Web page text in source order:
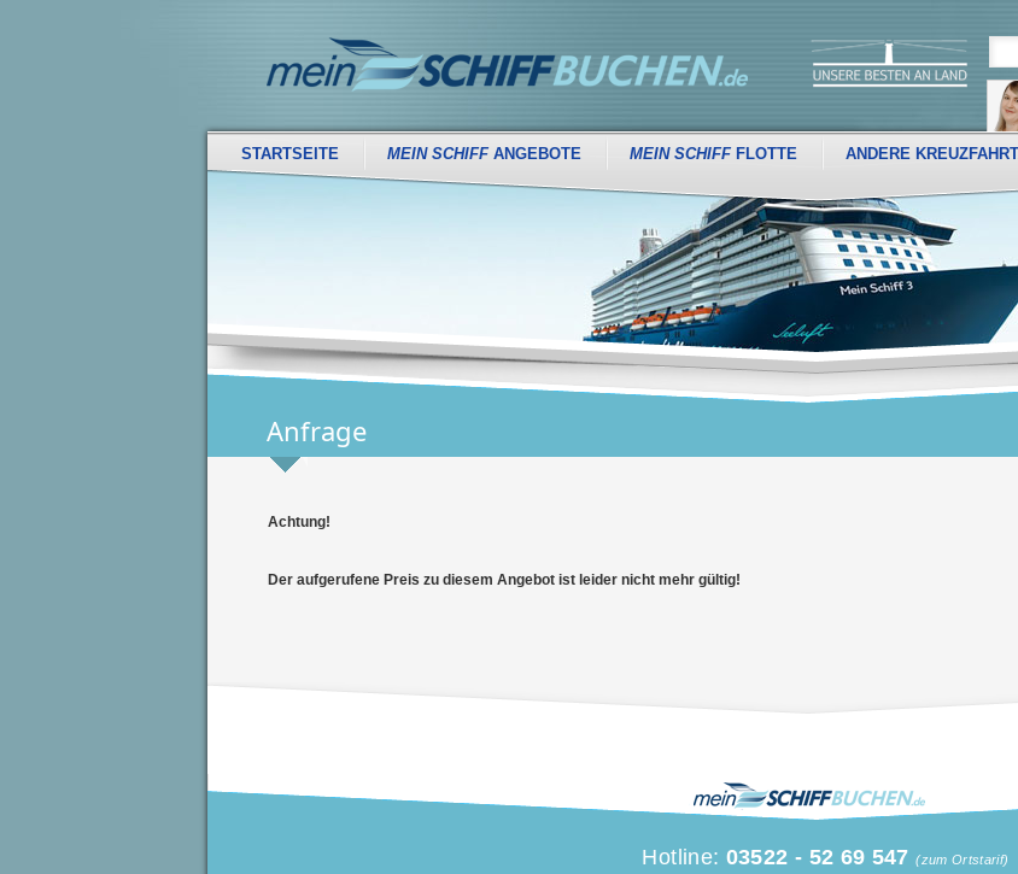
STARTSEITE MEIN SCHIFFANGEBOTE MEIN SCHIFFFLOTTE ANDERE
Anfrage
Achtung!
Der aufgerufene Preis zu diesem Angebot ist leider nicht mehr gültig!
Hotline: 03522 - 52 69 547 (zum Ortstarif)